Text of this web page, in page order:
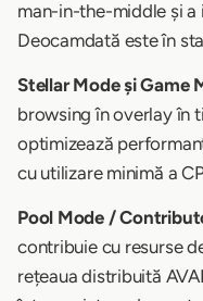
man-in-the-middle și
Deocamdată este în
Stellar Mode și Game
browsing în overlay în
optimizează
cu utilizare minimă a
Pool Mode /
contribuie cu resurse
rețeaua distribuită